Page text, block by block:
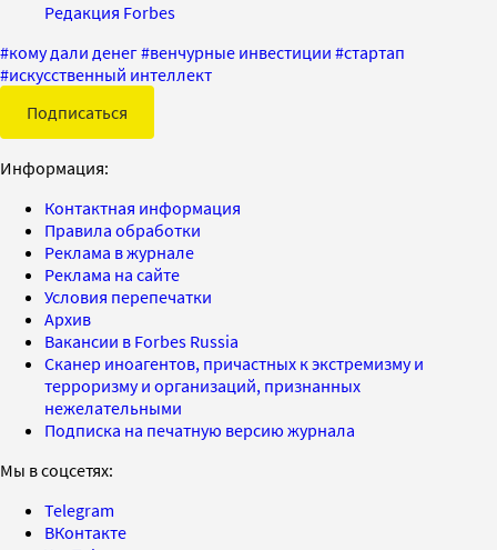
Редакция Forbes
#кому дали денег#венчурные инвестиции #стартап
#искусственный интеллект
Подписаться
Информация:
Контактная информация
Правила обработки
Реклама в журнале
Реклама на сайте
Условия перепечатки
Архив
Вакансии в Forbes Russia
Сканер иноагентов, причастных к экстремизму и
терроризму и организаций, признанных
нежелательными
Подписка на печатную версию журнала
Мы в соцсетях:
Telegram
ВКонтакте